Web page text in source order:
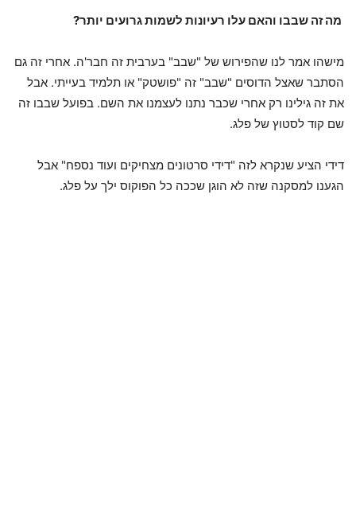
מה זה שבבו והאם עלו רעיונות לשמות גרועים יותר?
מישהו אמר לנו שהפירוש של "שבב" בערבית זה חבר'ה. אחרי זה גם
הסתבר שאצל הדוסים "שבב" זה "פושטק" או תלמיד בעייתי. אבל
את זה גילינו רק אחרי שכבר נתנו לעצמנו את השם. בפועל שבבו זה
שם קוד לסטוץ של פלג.
דידי הציע שנקרא לזה "דידי סרטונים מצחיקים ועוד נספח" אבל
הגענו למסקנה שזה לא הוגן שככה כל הפוקוס ילך על פלג.